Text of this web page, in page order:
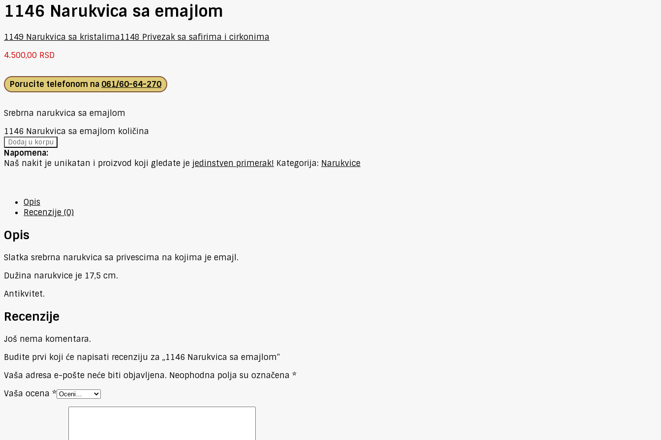
1146 Narukvica sa emajlom
1149 Narukvica sa kristalima1148 Privezak sa safirima i cirkonima
4.500,00 RSD
Porucite telefonom na 061/60-64-270
Srebrna narukvica sa emajlom
1146 Narukvica sa emajlom količina
Dodaj u korpu
Napomena:
Naš nakit je unikatan i proizvod koji gledate je jedinstven primerak! Kategorija: Narukvice
Opis
Recenzije (0)
Opis
Slatka srebrna narukvica sa privescima na kojima je emajl.
Dužina narukvice je 17,5 cm.
Antikvitet.
Recenzije
Još nema komentara.
Budite prvi koji će napisati recenziju za „1146 Narukvica sa emajlom“
Vaša adresa e-pošte neće biti objavljena. Neophodna polja su označena *
Vaša ocena *